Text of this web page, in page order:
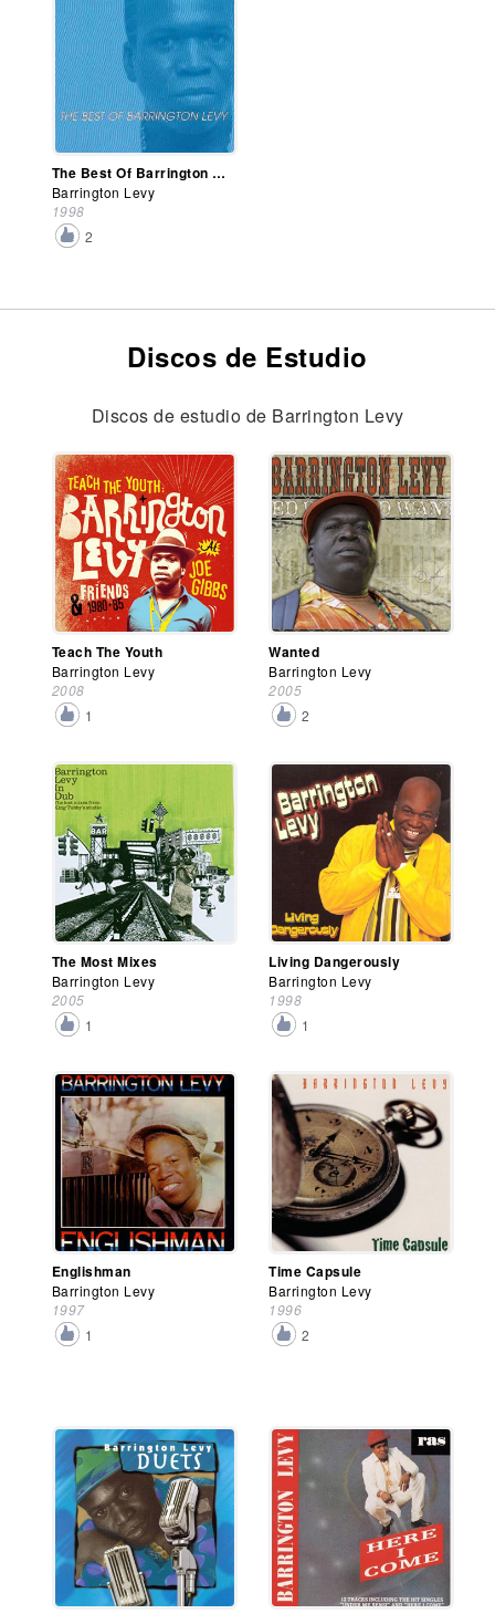
The Best Of Barrington Levy
Barrington Levy
1998
2
Discos de Estudio
Discos de estudio de Barrington Levy
Teach The Youth
Barrington Levy
2008
1
Wanted
Barrington Levy
2005
2
The Most Mixes
Barrington Levy
2005
1
Living Dangerously
Barrington Levy
1998
1
Englishman
Barrington Levy
1997
1
Time Capsule
Barrington Levy
1996
2